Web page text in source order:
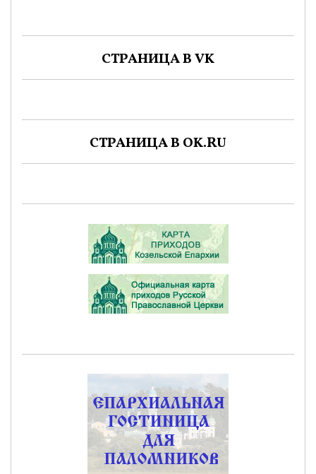
СТРАНИЦА В VK
СТРАНИЦА В OK.RU